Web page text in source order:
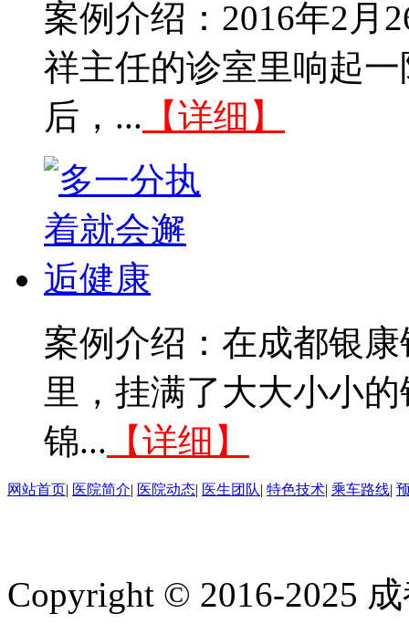
案例介绍：2016年2月
祥主任的诊室里响起
后，... 【详细】
案例介绍：在成都银
里，挂满了大大小小
锦... 【详细】
网站首页| 医院简介| 医院动态| 医生团队| 特色技术| 乘车路线|
Copyright © 2016-2025